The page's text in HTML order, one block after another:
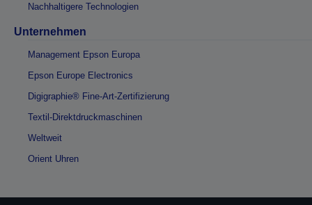
Nachhaltigere Technologien
Unternehmen
Management Epson Europa
Epson Europe Electronics
Digigraphie® Fine-Art-Zertifizierung
Textil-Direktdruckmaschinen
Weltweit
Orient Uhren